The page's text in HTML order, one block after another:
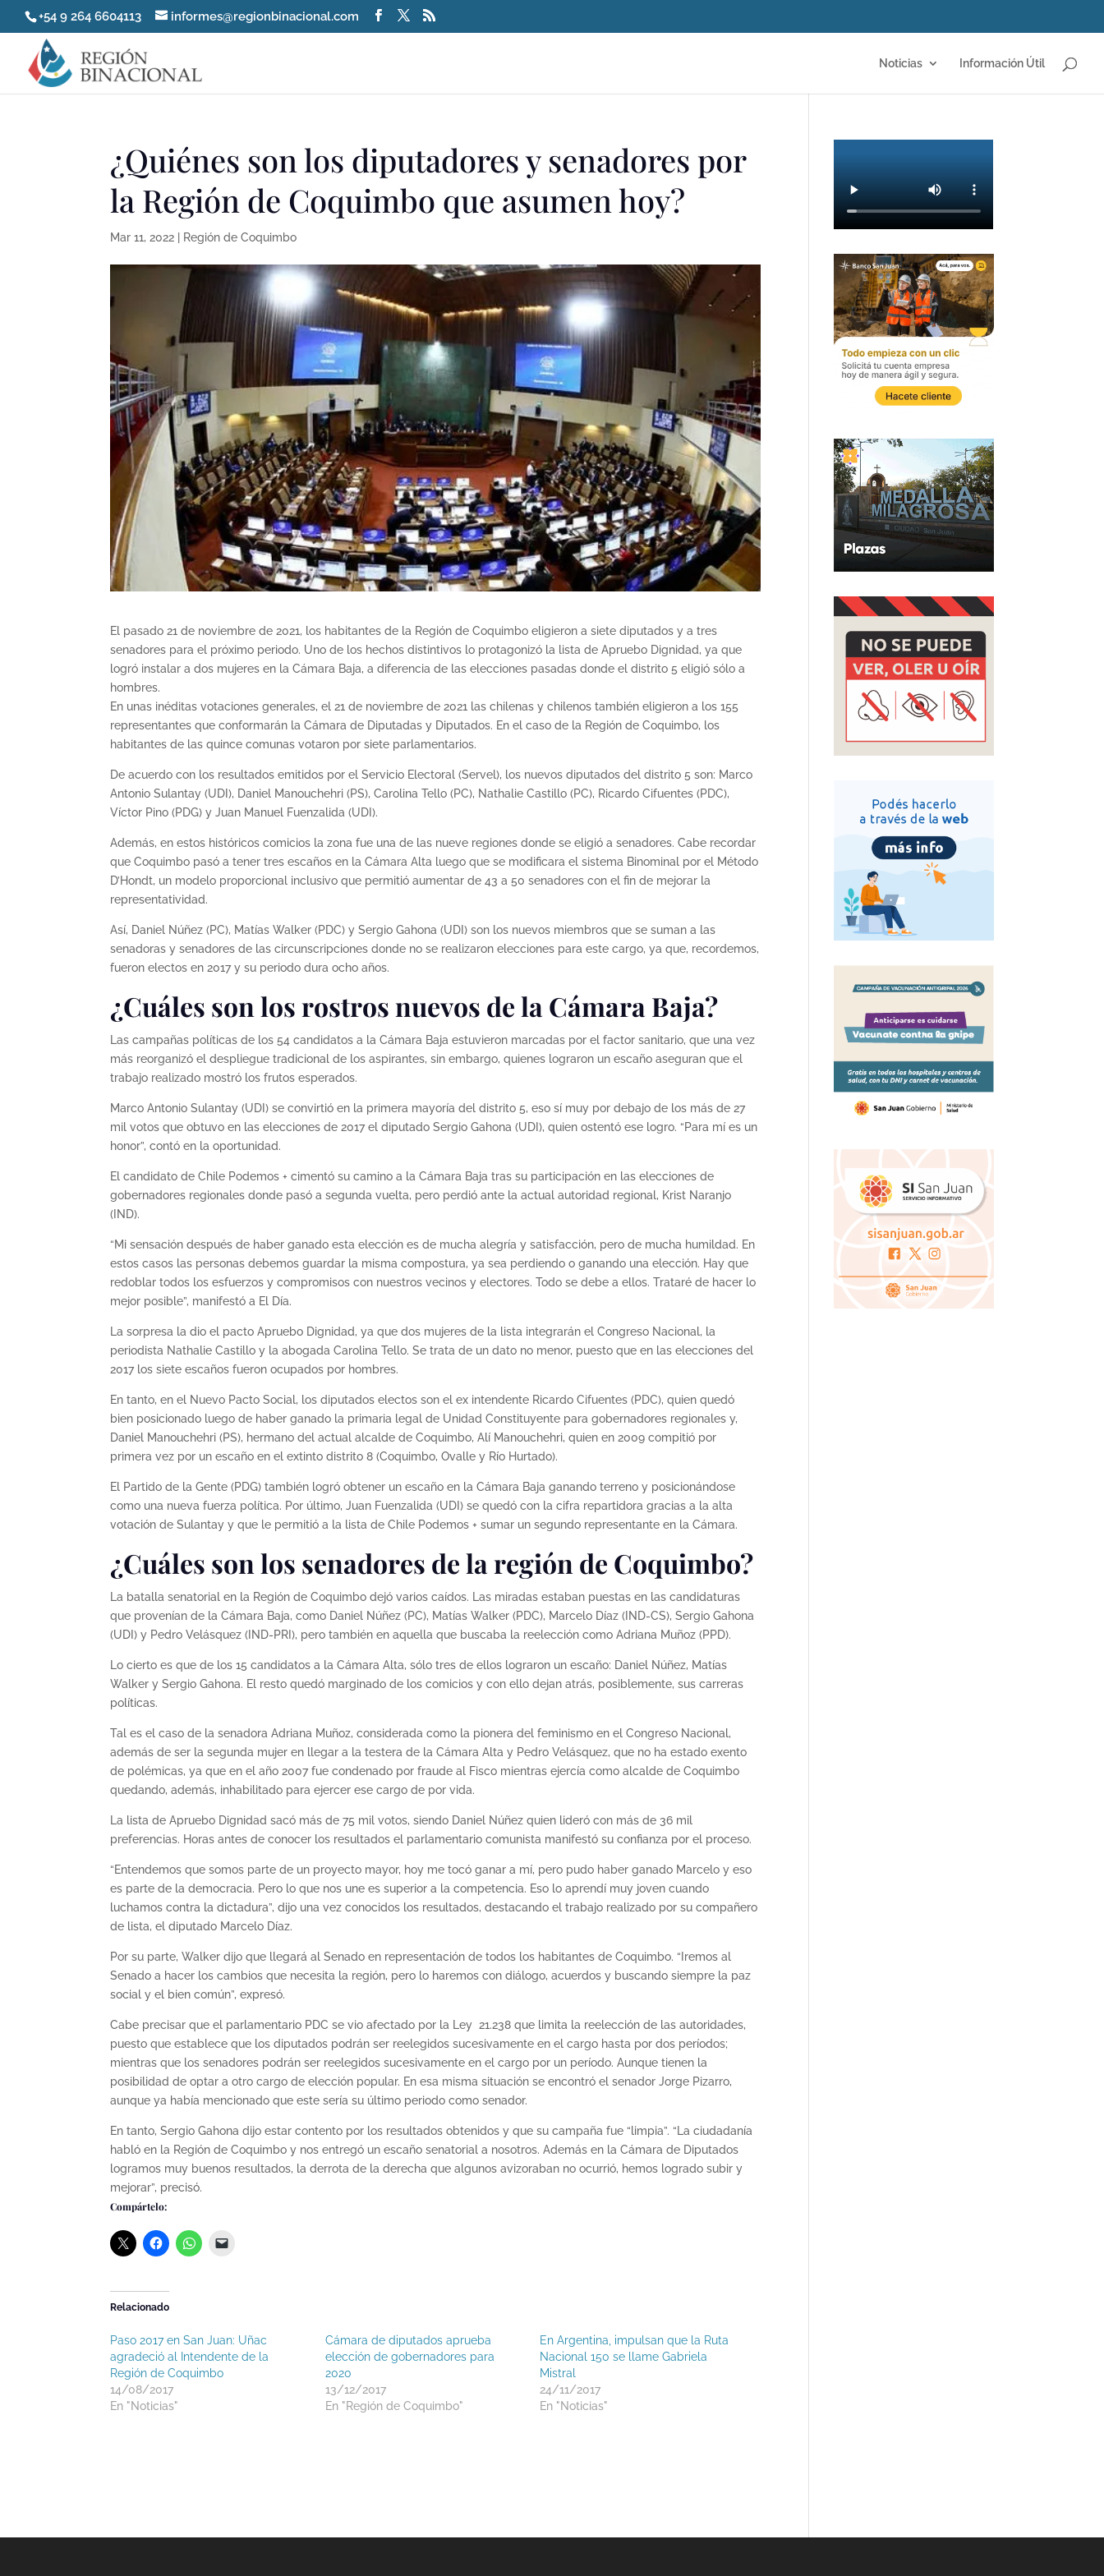
+54 9 264 6604113 informes@regionbinacional.com
Noticias Información Útil
¿Quiénes son los diputadores y senadores por
la Región de Coquimbo que asumen hoy?
Mar 11, 2022 Región de Coquimbo
El pasado 21 de noviembre de 2021, los habitantes de la Región de Coquimbo eligieron a siete diputados y a tres
senadores para el próximo periodo. Uno de los hechos distintivos lo protagonizó la lista de Apruebo Dignidad, ya que
logró instalar a dos mujeres en la Cámara Baja, a diferencia de las elecciones pasadas donde el distrito 5 eligió sólo a
hombres.
En unas inéditas votaciones generales, el 21 de noviembre de 2021 las chilenas y chilenos también eligieron a los 155
representantes que conformarán la Cámara de Diputadas y Diputados. En el caso de la Región de Coquimbo, los
habitantes de las quince comunas votaron por siete parlamentarios.
De acuerdo con los resultados emitidos por el Servicio Electoral (Servel), los nuevos diputados del distrito 5 son: Marco
Antonio Sulantay (UDI), Daniel Manouchehri (PS), Carolina Tello (PC), Nathalie Castillo (PC), Ricardo Cifuentes (PDC),
Víctor Pino (PDG) y Juan Manuel Fuenzalida (UDI).
Además, en estos históricos comicios la zona fue una de las nueve regiones donde se eligió a senadores. Cabe recordar
que Coquimbo pasó a tener tres escaños en la Cámara Alta luego que se modificara el sistema Binominal por el Método
D’Hondt, un modelo proporcional inclusivo que permitió aumentar de 43 a 50 senadores con el fin de mejorar la
representatividad.
Así, Daniel Núñez (PC), Matías Walker (PDC) y Sergio Gahona (UDI) son los nuevos miembros que se suman a las
senadoras y senadores de las circunscripciones donde no se realizaron elecciones para este cargo, ya que, recordemos,
fueron electos en 2017 y su periodo dura ocho años.
¿Cuáles son los rostros nuevos de la Cámara Baja?
Las campañas políticas de los 54 candidatos a la Cámara Baja estuvieron marcadas por el factor sanitario, que una vez
más reorganizó el despliegue tradicional de los aspirantes, sin embargo, quienes lograron un escaño aseguran que el
trabajo realizado mostró los frutos esperados.
Marco Antonio Sulantay (UDI) se convirtió en la primera mayoría del distrito 5, eso sí muy por debajo de los más de 27
mil votos que obtuvo en las elecciones de 2017 el diputado Sergio Gahona (UDI), quien ostentó ese logro. “Para mí es un
honor”, contó en la oportunidad.
El candidato de Chile Podemos + cimentó su camino a la Cámara Baja tras su participación en las elecciones de
gobernadores regionales donde pasó a segunda vuelta, pero perdió ante la actual autoridad regional, Krist Naranjo
(IND).
“Mi sensación después de haber ganado esta elección es de mucha alegría y satisfacción, pero de mucha humildad. En
estos casos las personas debemos guardar la misma compostura, ya sea perdiendo o ganando una elección. Hay que
redoblar todos los esfuerzos y compromisos con nuestros vecinos y electores. Todo se debe a ellos. Trataré de hacer lo
mejor posible”, manifestó a El Día.
La sorpresa la dio el pacto Apruebo Dignidad, ya que dos mujeres de la lista integrarán el Congreso Nacional, la
periodista Nathalie Castillo y la abogada Carolina Tello. Se trata de un dato no menor, puesto que en las elecciones del
2017 los siete escaños fueron ocupados por hombres.
En tanto, en el Nuevo Pacto Social, los diputados electos son el ex intendente Ricardo Cifuentes (PDC), quien quedó
bien posicionado luego de haber ganado la primaria legal de Unidad Constituyente para gobernadores regionales y,
Daniel Manouchehri (PS), hermano del actual alcalde de Coquimbo, Alí Manouchehri, quien en 2009 compitió por
primera vez por un escaño en el extinto distrito 8 (Coquimbo, Ovalle y Río Hurtado).
El Partido de la Gente (PDG) también logró obtener un escaño en la Cámara Baja ganando terreno y posicionándose
como una nueva fuerza política. Por último, Juan Fuenzalida (UDI) se quedó con la cifra repartidora gracias a la alta
votación de Sulantay y que le permitió a la lista de Chile Podemos + sumar un segundo representante en la Cámara.
¿Cuáles son los senadores de la región de Coquimbo?
La batalla senatorial en la Región de Coquimbo dejó varios caídos. Las miradas estaban puestas en las candidaturas
que provenían de la Cámara Baja, como Daniel Núñez (PC), Matías Walker (PDC), Marcelo Díaz (IND-CS), Sergio Gahona
(UDI) y Pedro Velásquez (IND-PRI), pero también en aquella que buscaba la reelección como Adriana Muñoz (PPD).
Lo cierto es que de los 15 candidatos a la Cámara Alta, sólo tres de ellos lograron un escaño: Daniel Núñez, Matías
Walker y Sergio Gahona. El resto quedó marginado de los comicios y con ello dejan atrás, posiblemente, sus carreras
políticas.
Tal es el caso de la senadora Adriana Muñoz, considerada como la pionera del feminismo en el Congreso Nacional,
además de ser la segunda mujer en llegar a la testera de la Cámara Alta y Pedro Velásquez, que no ha estado exento
de polémicas, ya que en el año 2007 fue condenado por fraude al Fisco mientras ejercía como alcalde de Coquimbo
quedando, además, inhabilitado para ejercer ese cargo de por vida.
La lista de Apruebo Dignidad sacó más de 75 mil votos, siendo Daniel Núñez quien lideró con más de 36 mil
preferencias. Horas antes de conocer los resultados el parlamentario comunista manifestó su confianza por el proceso.
“Entendemos que somos parte de un proyecto mayor, hoy me tocó ganar a mí, pero pudo haber ganado Marcelo y eso
es parte de la democracia. Pero lo que nos une es superior a la competencia. Eso lo aprendí muy joven cuando
luchamos contra la dictadura”, dijo una vez conocidos los resultados, destacando el trabajo realizado por su compañero
de lista, el diputado Marcelo Díaz.
Por su parte, Walker dijo que llegará al Senado en representación de todos los habitantes de Coquimbo. “Iremos al
Senado a hacer los cambios que necesita la región, pero lo haremos con diálogo, acuerdos y buscando siempre la paz
social y el bien común”, expresó.
Cabe precisar que el parlamentario PDC se vio afectado por la Ley 21.238 que limita la reelección de las autoridades,
puesto que establece que los diputados podrán ser reelegidos sucesivamente en el cargo hasta por dos períodos;
mientras que los senadores podrán ser reelegidos sucesivamente en el cargo por un período. Aunque tienen la
posibilidad de optar a otro cargo de elección popular. En esa misma situación se encontró el senador Jorge Pizarro,
aunque ya había mencionado que este sería su último periodo como senador.
En tanto, Sergio Gahona dijo estar contento por los resultados obtenidos y que su campaña fue “limpia”. “La ciudadanía
habló en la Región de Coquimbo y nos entregó un escaño senatorial a nosotros. Además en la Cámara de Diputados
logramos muy buenos resultados, la derrota de la derecha que algunos avizoraban no ocurrió, hemos logrado subir y
mejorar”, precisó.
Compártelo:
Relacionado
Paso 2017 en San Juan: Uñac
agradeció al Intendente de la
Región de Coquimbo
14/08/2017
En "Noticias"
Cámara de diputados aprueba
elección de gobernadores para
2020
13/12/2017
En "Región de Coquimbo"
En Argentina, impulsan que la Ruta
Nacional 150 se llame Gabriela
Mistral
24/11/2017
En "Noticias"